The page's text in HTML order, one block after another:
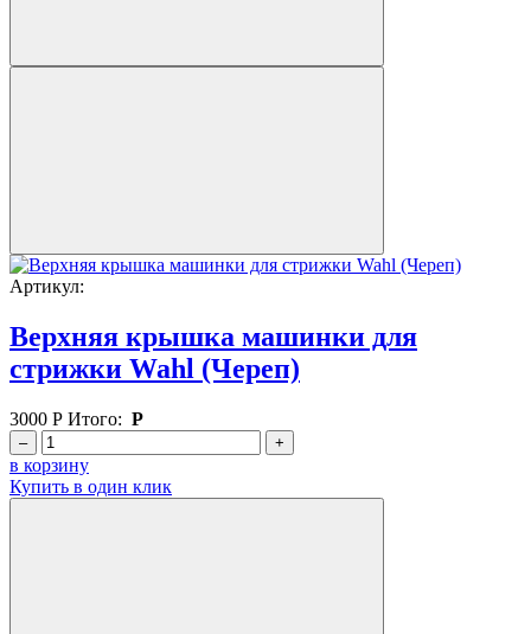
Артикул:
Верхняя крышка машинки для
стрижки Wahl (Череп)
3000 Р Итого: Р
– +
в корзину
Купить в один клик